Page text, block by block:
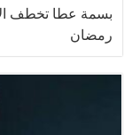
بسمة عطا تخطف
رمضان